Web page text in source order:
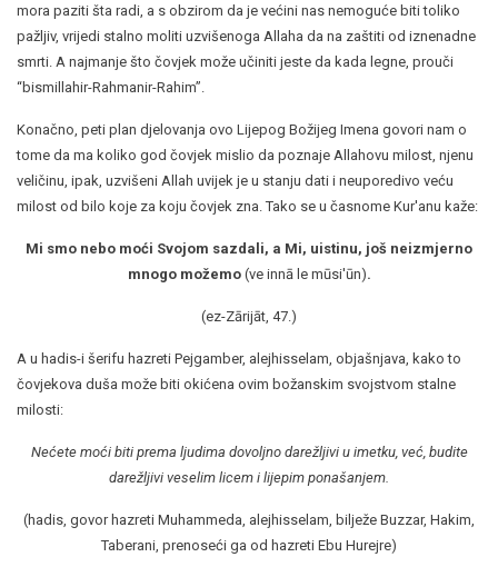
mora paziti šta radi, a s obzirom da je većini nas nemoguće biti toliko
pažljiv, vrijedi stalno moliti uzvišenoga Allaha da na zaštiti od iznenadne
smrti. A najmanje što čovjek može učiniti jeste da kada legne, prouči
“bismillahir-Rahmanir-Rahim”.
Konačno, peti plan djelovanja ovo Lijepog Božijeg Imena govori nam o
tome da ma koliko god čovjek mislio da poznaje Allahovu milost, njenu
veličinu, ipak, uzvišeni Allah uvijek je u stanju dati i neuporedivo veću
milost od bilo koje za koju čovjek zna. Tako se u časnome Kur'anu kaže:
Mi smo nebo moći Svojom sazdali, a Mi, uistinu, još neizmjerno
mnogo možemo (ve innā le mūsi'ūn).
(ez-Zārijāt, 47.)
A u hadis-i šerifu hazreti Pejgamber, alejhisselam, objašnjava, kako to
čovjekova duša može biti okićena ovim božanskim svojstvom stalne
milosti:
Nećete moći biti prema ljudima dovoljno darežljivi u imetku, već, budite
darežljivi veselim licem i lijepim ponašanjem.
(hadis, govor hazreti Muhammeda, alejhisselam, bilježe Buzzar, Hakim,
Taberani, prenoseći ga od hazreti Ebu Hurejre)